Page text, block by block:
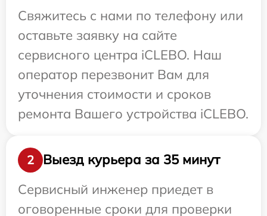
Свяжитесь с нами по телефону или
оставьте заявку на сайте
сервисного центра iCLEBO. Наш
оператор перезвонит Вам для
уточнения стоимости и сроков
ремонта Вашего устройства iCLEBO.
2
Выезд курьера за 35 минут
Сервисный инженер приедет в
оговоренные сроки для проверки